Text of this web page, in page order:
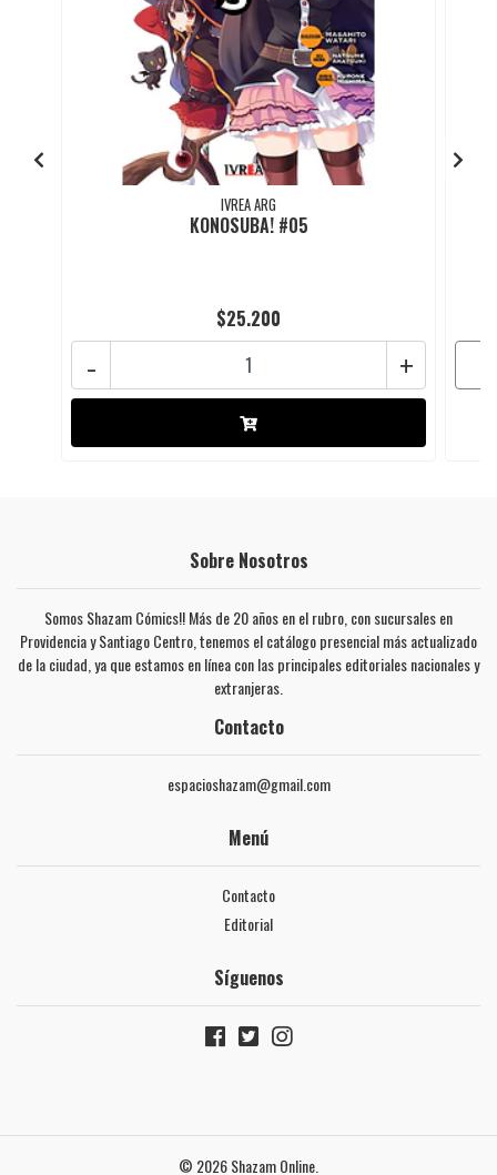
IVREA ARG
KONOSUBA! #05
$25.200
+
-
Sobre Nosotros
Somos Shazam Cómics!! Más de 20 años en el rubro, con sucursales en
Providencia y Santiago Centro, tenemos el catálogo presencial más actualizado
de la ciudad, ya que estamos en línea con las principales editoriales nacionales y
extranjeras.
Contacto
espacioshazam@gmail.com
Menú
Contacto
Editorial
Síguenos
© 2026 Shazam Online.